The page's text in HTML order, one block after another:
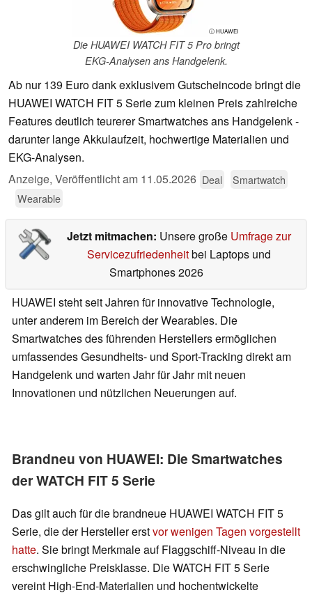
ⓘ HUAWEI
Die HUAWEI WATCH FIT 5 Pro bringt
EKG-Analysen ans Handgelenk.
Ab nur 139 Euro dank exklusivem Gutscheincode bringt die
HUAWEI WATCH FIT 5 Serie zum kleinen Preis zahlreiche
Features deutlich teurerer Smartwatches ans Handgelenk -
darunter lange Akkulaufzeit, hochwertige Materialien und
EKG-Analysen.
Anzeige, Veröffentlicht am 11.05.2026 Deal
Smartwatch
Wearable
Jetzt mitmachen: Unsere große Umfrage zur
Servicezufriedenheitbei Laptops und
Smartphones 2026
HUAWEI steht seit Jahren für innovative Technologie,
unter anderem im Bereich der Wearables. Die
Smartwatches des führenden Herstellers ermöglichen
umfassendes Gesundheits- und Sport-Tracking direkt am
Handgelenk und warten Jahr für Jahr mit neuen
Innovationen und nützlichen Neuerungen auf.
Brandneu von HUAWEI: Die Smartwatches
der WATCH FIT 5 Serie
Das gilt auch für die brandneue HUAWEI WATCH FIT 5
Serie, die der Hersteller erstvor wenigen Tagen vorgestellt
hatte. Sie bringt Merkmale auf Flaggschiff-Niveau in die
erschwingliche Preisklasse. Die WATCH FIT 5 Serie
vereint High-End-Materialien und hochentwickelte